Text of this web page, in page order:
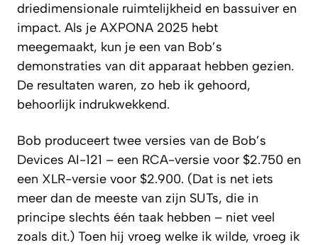
driedimensionale ruimtelijkheid en bassuiver en
impact. Als je AXPONA 2025 hebt
meegemaakt, kun je een van Bob’s
demonstraties van dit apparaat hebben gezien.
De resultaten waren, zo heb ik gehoord,
behoorlijk indrukwekkend.
Bob produceert twee versies van de Bob’s
Devices AI-121 – een RCA-versie voor $2.750 en
een XLR-versie voor $2.900. (Dat is net iets
meer dan de meeste van zijn SUTs, die in
principe slechts één taak hebben – niet veel
zoals dit.) Toen hij vroeg welke ik wilde, vroeg ik